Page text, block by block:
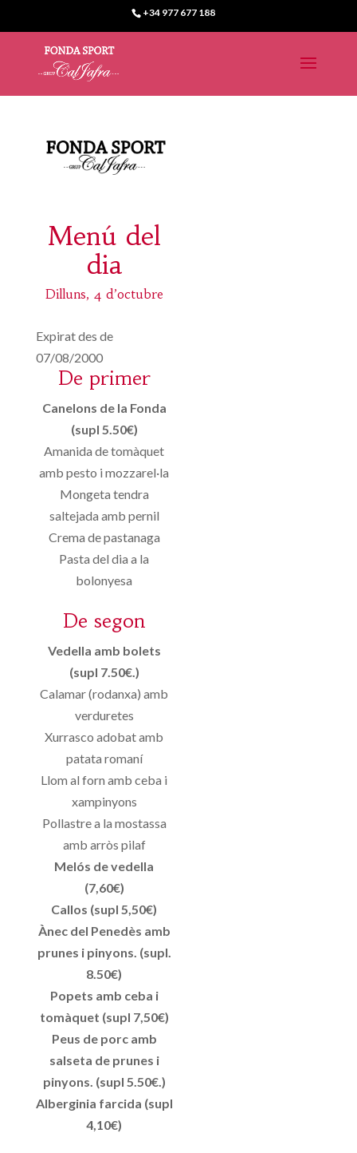
+34 977 677 188
Menú del
dia
Dilluns, 4 d’octubre
Expirat des de
07/08/2000
De primer
Canelons de la Fonda
(supl 5.50€)
Amanida de tomàquet
amb pesto i mozzarel·la
Mongeta tendra
saltejada amb pernil
Crema de pastanaga
Pasta del dia a la
bolonyesa
De segon
Vedella amb bolets
(supl 7.50€.)
Calamar (rodanxa) amb
verduretes
Xurrasco adobat amb
patata romaní
Llom al forn amb ceba i
xampinyons
Pollastre a la mostassa
amb arròs pilaf
Melós de vedella
(7,60€)
Callos (supl 5,50€)
Ànec del Penedès amb
prunes i pinyons. (supl.
8.50€)
Popets amb ceba i
tomàquet (supl 7,50€)
Peus de porc amb
salseta de prunes i
pinyons. (supl 5.50€.)
Alberginia farcida (supl
4,10€)